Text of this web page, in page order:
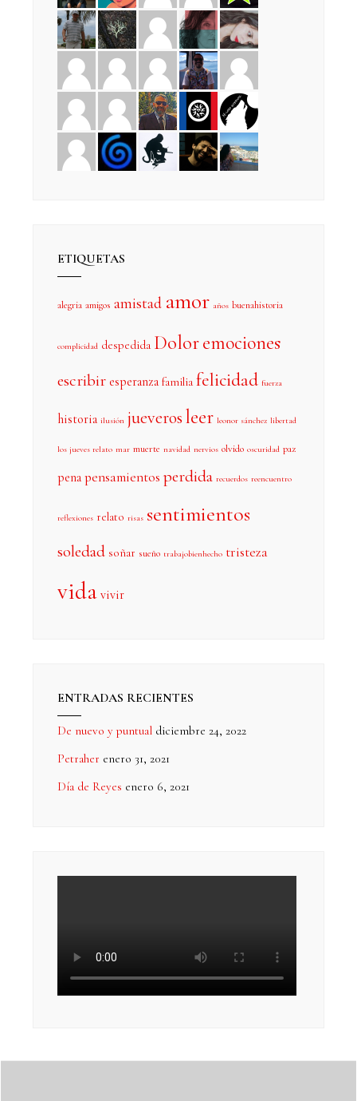
ETIQUETAS
alegria amigos amistad amor años buenahistoria
complicidad despedida Doloremociones
escribir esperanza familia felicidad fuerza
historia ilusión jueverosleer leonor sánchez libertad
los jueves relato mar muerte navidad nervios olvido oscuridad paz
pena pensamientos perdida recuerdos reencuentro
reflexiones relato risas sentimientos
soledad soñar sueño trabajobienhecho tristeza
vida vivir
ENTRADAS RECIENTES
De nuevo y puntual diciembre 24, 2022
Petraher enero 31, 2021
Día de Reyes enero 6, 2021